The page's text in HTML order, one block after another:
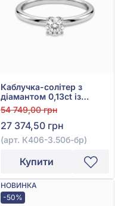
Каблучка-солітер з
діамантом 0,13ct із
білого золота 585°, арт.
К406-3.50б-бр
54 749,00 грн
27 374,50 грн
(арт. К406-3.50б-бр)
Купити
НОВИНКА
-50%